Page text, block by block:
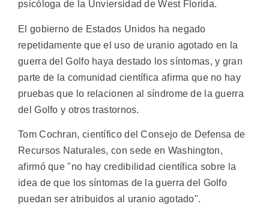
psicóloga de la Unviersidad de West Florida.
El gobierno de Estados Unidos ha negado
repetidamente que el uso de uranio agotado en la
guerra del Golfo haya destado los síntomas, y gran
parte de la comunidad científica afirma que no hay
pruebas que lo relacionen al síndrome de la guerra
del Golfo y otros trastornos.
Tom Cochran, científico del Consejo de Defensa de
Recursos Naturales, con sede en Washington,
afirmó que "no hay credibilidad científica sobre la
idea de que los síntomas de la guerra del Golfo
puedan ser atribuidos al uranio agotado".